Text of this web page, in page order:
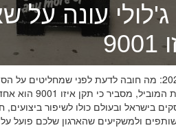
עונה על
תקן איזו 9001 ב-2026: מה חובה לדעת לפני
מומחה ניהול
בישראל ובעולם כולו לשיפור ביצועים,